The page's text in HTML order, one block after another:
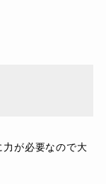
力が必要なので大